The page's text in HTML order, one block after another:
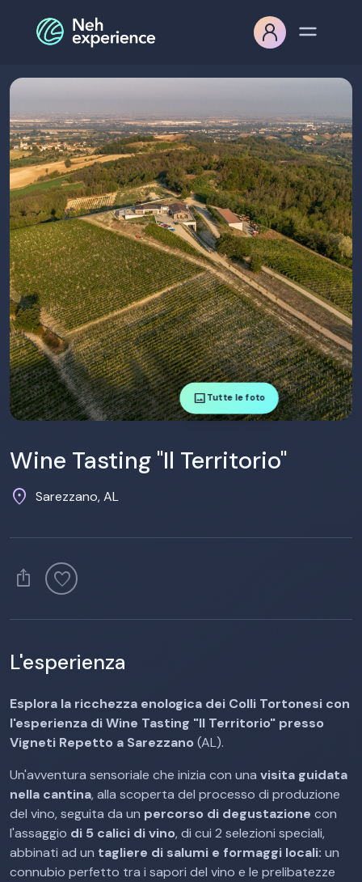
imageTutte le foto
Wine Tasting "Il Territorio"
location_on Sarezzano, AL
ios_share favorite
L'esperienza
Esplora la ricchezza enologica dei Colli Tortonesi con
l'esperienza di Wine Tasting "Il Territorio" presso
Vigneti Repetto a Sarezzano (AL).
Un'avventura sensoriale che inizia con una visita guidata
nella cantina, alla scoperta del processo di produzione
del vino, seguita da un percorso di degustazione con
l'assaggio di 5 calici di vino, di cui 2 selezioni speciali,
abbinati ad un tagliere di salumi e formaggi locali: un
connubio perfetto tra i sapori del vino e le prelibatezze